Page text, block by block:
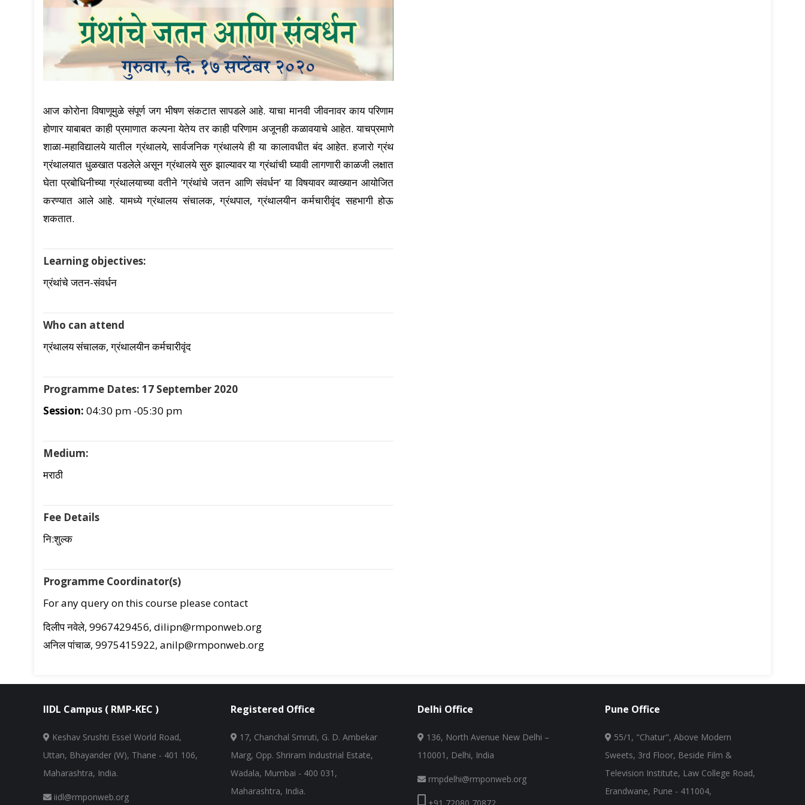
आज कोरोना विषाणूमुळे संपूर्ण जग भीषण संकटात सापडले आहे. याचा मानवी जीवनावर काय परिणाम
होणार याबाबत काही प्रमाणात कल्पना येतेय तर काही परिणाम अजूनही कळावयाचे आहेत. याचप्रमाणे
शाळा-महाविद्यालये यातील ग्रंथालये, सार्वजनिक ग्रंथालये ही या कालावधीत बंद आहेत. हजारो ग्रंथ
ग्रंथालयात धुळखात पडलेले असून ग्रंथालये सुरु झाल्यावर या ग्रंथांची घ्यावी लागणारी काळजी लक्षात
घेता प्रबोधिनीच्या ग्रंथालयाच्या वतीने ‘ग्रंथांचे जतन आणि संवर्धन’ या विषयावर व्याख्यान आयोजित
करण्यात आले आहे. यामध्ये ग्रंथालय संचालक, ग्रंथपाल, ग्रंथालयीन कर्मचारीवृंद सहभागी होऊ
शकतात.
Learning objectives:
ग्रंथांचे जतन-संवर्धन
Who can attend
ग्रंथालय संचालक, ग्रंथालयीन कर्मचारीवृंद
Programme Dates: 17 September 2020
Session: 04:30 pm -05:30 pm
Medium:
मराठी
Fee Details
नि:शुल्क
Programme Coordinator(s)
For any query on this course please contact
दिलीप नवेले, 9967429456, dilipn@rmponweb.org
अनिल पांचाळ, 9975415922, anilp@rmponweb.org
IIDL Campus ( RMP-KEC )
Keshav Srushti Essel World Road,
Uttan, Bhayander (W), Thane - 401 106,
Maharashtra, India.
iidl@rmponweb.org
Registered Office
17, Chanchal Smruti, G. D. Ambekar
Marg, Opp. Shriram Industrial Estate,
Wadala, Mumbai - 400 031,
Maharashtra, India.
Delhi Office
136, North Avenue New Delhi –
110001, Delhi, India
rmpdelhi@rmponweb.org
Pune Office
55/1, "Chatur", Above Modern
Sweets, 3rd Floor, Beside Film &
Television Institute, Law College Road,
Erandwane, Pune - 411004,